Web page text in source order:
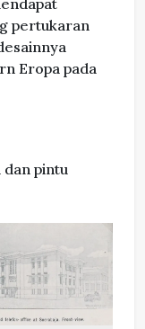
pertukaran
Eropa pada
dan pintu